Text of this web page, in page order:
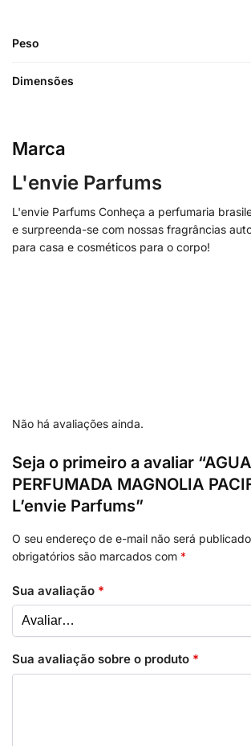
Peso
Dimensões
Marca
L'envie Parfums
L'envie Parfums Conheça a perfumaria
e surpreenda-se com nossas fragrâncias
para casa e cosméticos para o corpo!
Não há avaliações ainda.
Seja o primeiro a avaliar “AGUA
PERFUMADA MAGNOLIA
L’envie Parfums”
O seu endereço de e-mail não será
obrigatórios são marcados com *
Sua avaliação *
Sua avaliação sobre o produto *